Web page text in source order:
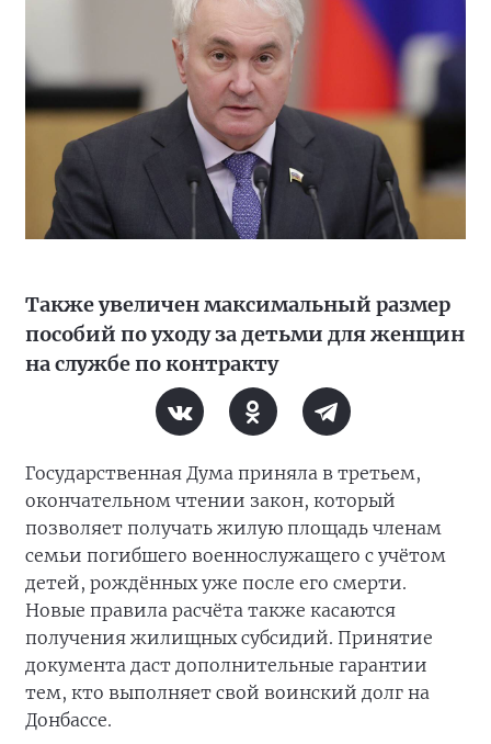
Также увеличен максимальный размер
пособий по уходу за детьми для женщин
на службе по контракту
Государственная Дума приняла в третьем,
окончательном чтении закон, который
позволяет получать жилую площадь членам
семьи погибшего военнослужащего с учётом
детей, рождённых уже после его смерти.
Новые правила расчёта также касаются
получения жилищных субсидий. Принятие
документа даст дополнительные гарантии
тем, кто выполняет свой воинский долг на
Донбассе.